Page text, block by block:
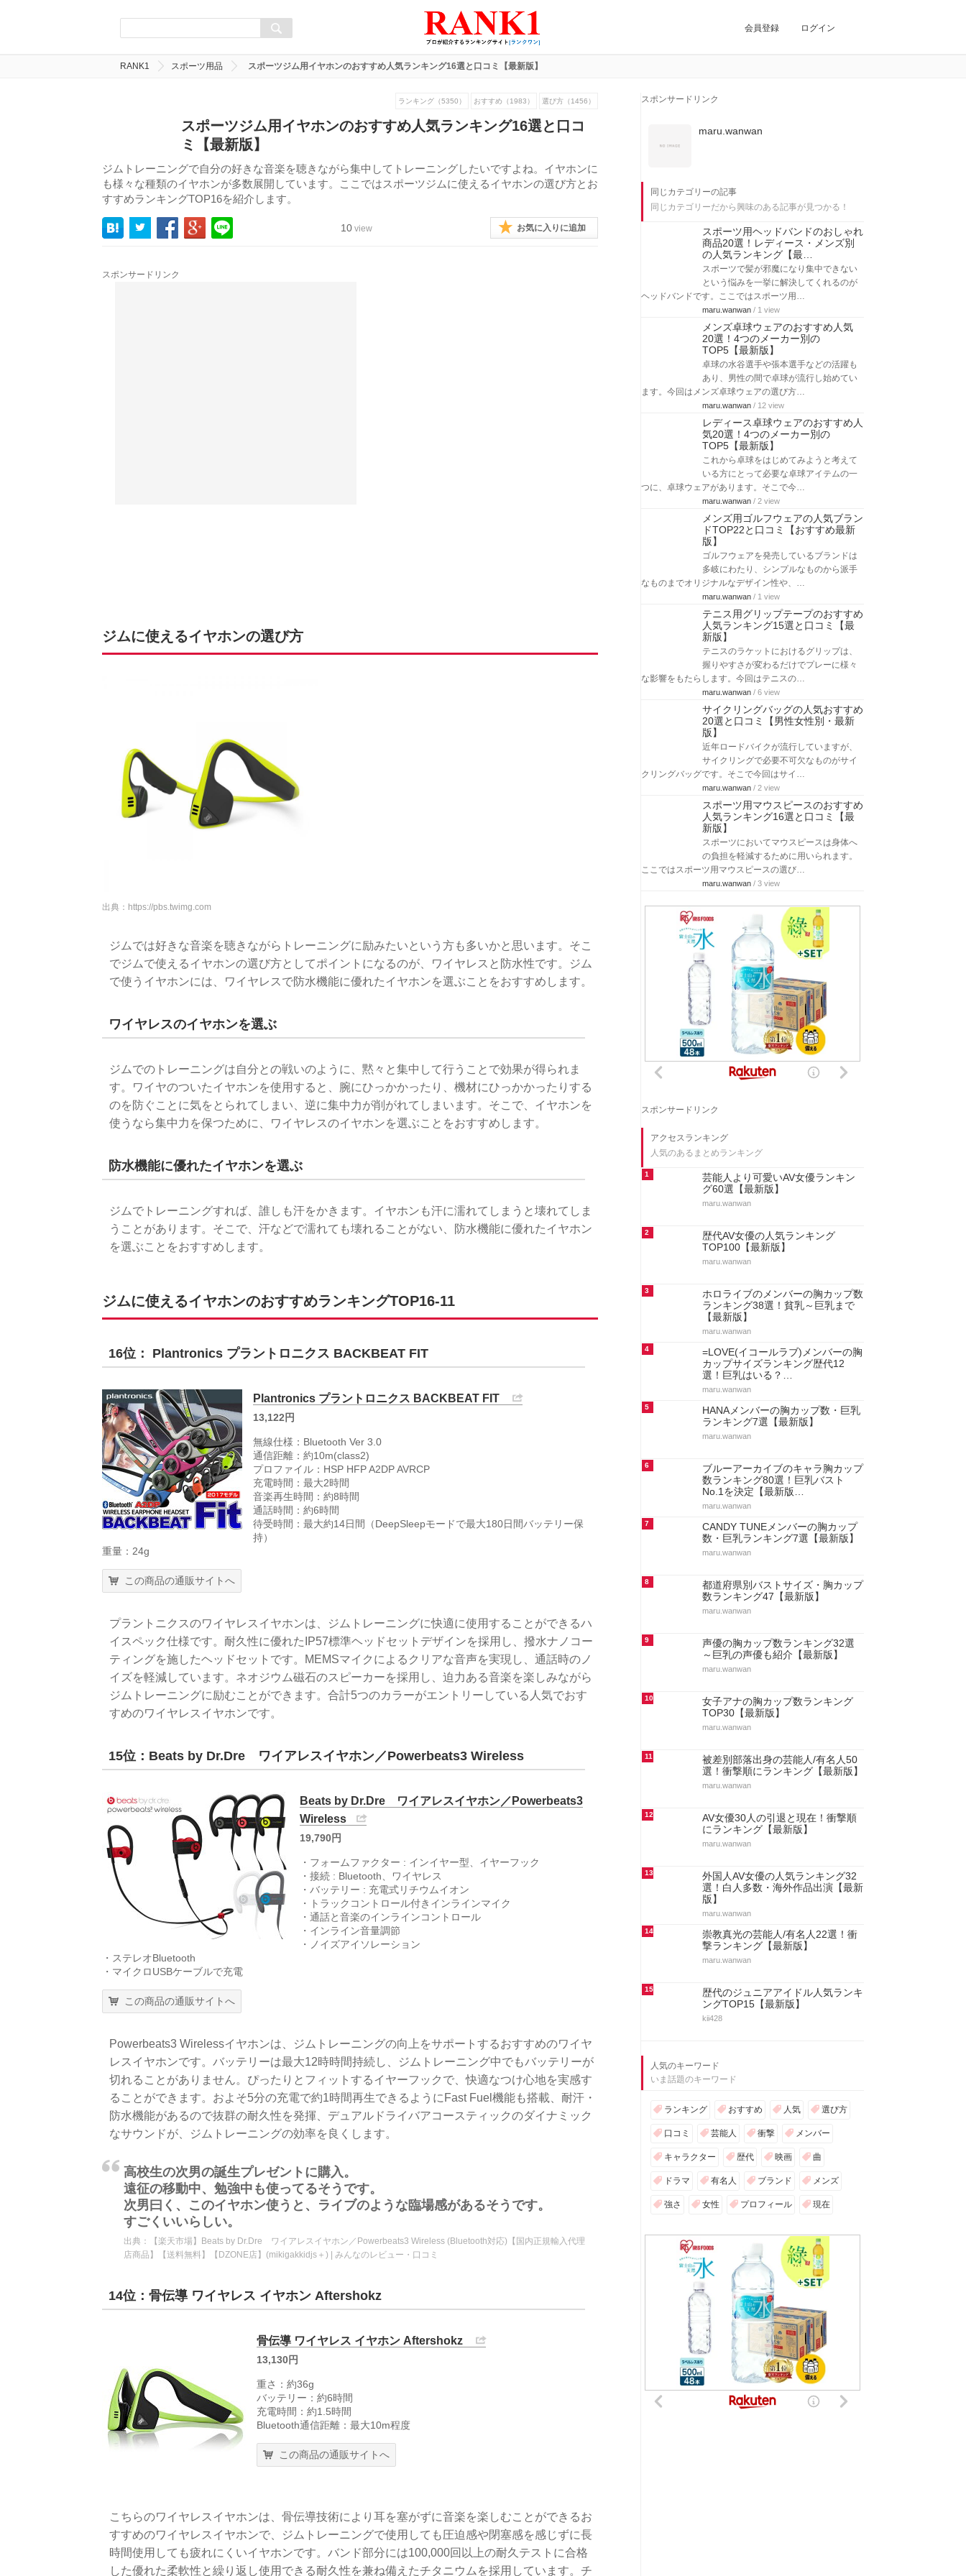
会員登録 ログイン
RANK1 スポーツ用品 スポーツジム用イヤホンのおすすめ人気ランキング16選と口コミ【最新版】
ランキング（5350） おすすめ（1983） 選び方（1456）
スポーツジム用イヤホンのおすすめ人気ランキング16選と口コ
ミ【最新版】
ジムトレーニングで自分の好きな音楽を聴きながら集中してトレーニングしたいですよね。イヤホンに
も様々な種類のイヤホンが多数展開しています。ここではスポーツジムに使えるイヤホンの選び方とお
すすめランキングTOP16を紹介します。
10 view お気に入りに追加
スポンサードリンク
ジムに使えるイヤホンの選び方
出典： https://pbs.twimg.com
ジムでは好きな音楽を聴きながらトレーニングに励みたいという方も多いかと思います。そこ
でジムで使えるイヤホンの選び方としてポイントになるのが、ワイヤレスと防水性です。ジム
で使うイヤホンには、ワイヤレスで防水機能に優れたイヤホンを選ぶことをおすすめします。
ワイヤレスのイヤホンを選ぶ
ジムでのトレーニングは自分との戦いのように、黙々と集中して行うことで効果が得られま
す。ワイヤのついたイヤホンを使用すると、腕にひっかかったり、機材にひっかかったりする
のを防ぐことに気をとられてしまい、逆に集中力が削がれてしまいます。そこで、イヤホンを
使うなら集中力を保つために、ワイヤレスのイヤホンを選ぶことをおすすめします。
防水機能に優れたイヤホンを選ぶ
ジムでトレーニングすれば、誰しも汗をかきます。イヤホンも汗に濡れてしまうと壊れてしま
うことがあります。そこで、汗などで濡れても壊れることがない、防水機能に優れたイヤホン
を選ぶことをおすすめします。
ジムに使えるイヤホンのおすすめランキングTOP16-11
16位： Plantronics プラントロニクス BACKBEAT FIT
Plantronics プラントロニクス BACKBEAT FIT
13,122円
無線仕様：Bluetooth Ver 3.0
通信距離：約10m(class2)
プロファイル：HSP HFP A2DP AVRCP
充電時間：最大2時間
音楽再生時間：約8時間
通話時間：約6時間
待受時間：最大約14日間（DeepSleepモードで最大180日間バッテリー保
持）
重量：24g
この商品の通販サイトへ
プラントニクスのワイヤレスイヤホンは、ジムトレーニングに快適に使用することができるハ
イスペック仕様です。耐久性に優れたIP57標準ヘッドセットデザインを採用し、撥水ナノコー
ティングを施したヘッドセットです。MEMSマイクによるクリアな音声を実現し、通話時のノ
イズを軽減しています。ネオジウム磁石のスピーカーを採用し、迫力ある音楽を楽しみながら
ジムトレーニングに励むことができます。合計5つのカラーがエントリーしている人気でおす
すめのワイヤレスイヤホンです。
15位：Beats by Dr.Dre ワイアレスイヤホン／Powerbeats3 Wireless
Beats by Dr.Dre ワイアレスイヤホン／Powerbeats3
Wireless
19,790円
・フォームファクター : インイヤー型、イヤーフック
・接続 : Bluetooth、ワイヤレス
・バッテリー : 充電式リチウムイオン
・トラックコントロール付きインラインマイク
・通話と音楽のインラインコントロール
・インライン音量調節
・ノイズアイソレーション
・ステレオBluetooth
・マイクロUSBケーブルで充電
この商品の通販サイトへ
Powerbeats3 Wirelessイヤホンは、ジムトレーニングの向上をサポートするおすすめのワイヤ
レスイヤホンです。バッテリーは最大12時時間持続し、ジムトレーニング中でもバッテリーが
切れることがありません。ぴったりとフィットするイヤーフックで、快適なつけ心地を実感す
ることができます。およそ5分の充電で約1時間再生できるようにFast Fuel機能も搭載、耐汗・
防水機能があるので抜群の耐久性を発揮、デュアルドライバアコースティックのダイナミック
なサウンドが、ジムトレーニングの効率を良くします。
高校生の次男の誕生プレゼントに購入。
遠征の移動中、勉強中も使ってるそうです。
次男曰く、このイヤホン使うと、ライブのような臨場感があるそうです。
すごくいいらしい。
出典：
【楽天市場】Beats by Dr.Dre ワイアレスイヤホン／Powerbeats3 Wireless (Bluetooth対応)【国内正規輸入代理
店商品】【送料無料】【DZONE店】(mikigakkidjs＋) | みんなのレビュー・口コミ
14位：骨伝導 ワイヤレス イヤホン Aftershokz
骨伝導 ワイヤレス イヤホン Aftershokz
13,130円
重さ：約36g
バッテリー：約6時間
充電時間：約1.5時間
Bluetooth通信距離：最大10m程度
この商品の通販サイトへ
こちらのワイヤレスイヤホンは、骨伝導技術により耳を塞がずに音楽を楽しむことができるお
すすめのワイヤレスイヤホンで、ジムトレーニングで使用しても圧迫感や閉塞感を感じずに長
時間使用しても疲れにくいイヤホンです。バンド部分には100,000回以上の耐久テストに合格
した優れた柔軟性と繰り返し使用できる耐久性を兼ね備えたチタニウムを採用しています。チ
スポンサードリンク
maru.wanwan
同じカテゴリーの記事
同じカテゴリーだから興味のある記事が見つかる！
スポーツ用ヘッドバンドのおしゃれ
商品20選！レディース・メンズ別
の人気ランキング【最…
スポーツで髪が邪魔になり集中できない
という悩みを一挙に解決してくれるのが
ヘッドバンドです。ここではスポーツ用…
maru.wanwan / 1 view
メンズ卓球ウェアのおすすめ人気
20選！4つのメーカー別の
TOP5【最新版】
卓球の水谷選手や張本選手などの活躍も
あり、男性の間で卓球が流行し始めてい
ます。今回はメンズ卓球ウェアの選び方…
maru.wanwan / 12 view
レディース卓球ウェアのおすすめ人
気20選！4つのメーカー別の
TOP5【最新版】
これから卓球をはじめてみようと考えて
いる方にとって必要な卓球アイテムの一
つに、卓球ウェアがあります。そこで今…
maru.wanwan / 2 view
メンズ用ゴルフウェアの人気ブラン
ドTOP22と口コミ【おすすめ最新
版】
ゴルフウェアを発売しているブランドは
多岐にわたり、シンプルなものから派手
なものまでオリジナルなデザイン性や、…
maru.wanwan / 1 view
テニス用グリップテープのおすすめ
人気ランキング15選と口コミ【最
新版】
テニスのラケットにおけるグリップは、
握りやすさが変わるだけでプレーに様々
な影響をもたらします。今回はテニスの…
maru.wanwan / 6 view
サイクリングバッグの人気おすすめ
20選と口コミ【男性女性別・最新
版】
近年ロードバイクが流行していますが、
サイクリングで必要不可欠なものがサイ
クリングバッグです。そこで今回はサイ…
maru.wanwan / 2 view
スポーツ用マウスピースのおすすめ
人気ランキング16選と口コミ【最
新版】
スポーツにおいてマウスピースは身体へ
の負担を軽減するために用いられます。
ここではスポーツ用マウスピースの選び…
maru.wanwan / 3 view
スポンサードリンク
アクセスランキング
人気のあるまとめランキング
1
芸能人より可愛いAV女優ランキン
グ60選【最新版】
maru.wanwan
2
歴代AV女優の人気ランキング
TOP100【最新版】
maru.wanwan
3
ホロライブのメンバーの胸カップ数
ランキング38選！貧乳～巨乳まで
【最新版】
maru.wanwan
4
=LOVE(イコールラブ)メンバーの胸
カップサイズランキング歴代12
選！巨乳はいる？…
maru.wanwan
5
HANAメンバーの胸カップ数・巨乳
ランキング7選【最新版】
maru.wanwan
6
ブルーアーカイブのキャラ胸カップ
数ランキング80選！巨乳バスト
No.1を決定【最新版…
maru.wanwan
7
CANDY TUNEメンバーの胸カップ
数・巨乳ランキング7選【最新版】
maru.wanwan
8
都道府県別バストサイズ・胸カップ
数ランキング47【最新版】
maru.wanwan
9
声優の胸カップ数ランキング32選
～巨乳の声優も紹介【最新版】
maru.wanwan
10
女子アナの胸カップ数ランキング
TOP30【最新版】
maru.wanwan
11
被差別部落出身の芸能人/有名人50
選！衝撃順にランキング【最新版】
maru.wanwan
12
AV女優30人の引退と現在！衝撃順
にランキング【最新版】
maru.wanwan
13
外国人AV女優の人気ランキング32
選！白人多数・海外作品出演【最新
版】
maru.wanwan
14
崇教真光の芸能人/有名人22選！衝
撃ランキング【最新版】
maru.wanwan
15
歴代のジュニアアイドル人気ランキ
ングTOP15【最新版】
kii428
人気のキーワード
いま話題のキーワード
ランキング おすすめ 人気 選び方
口コミ 芸能人 衝撃 メンバー
キャラクター 歴代 映画 曲
ドラマ 有名人 ブランド メンズ
強さ 女性 プロフィール 現在